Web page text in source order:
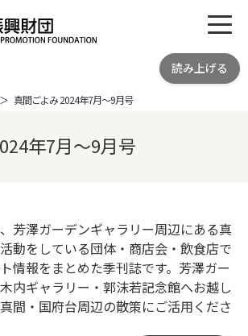
市川市文化振興財団
FOUNDATION
読み上げる
真間ごよみ 2024年7月～9月号
年7月～9月号
、芳澤ガーデンギャラリー周辺にある真
動をしている団体・商店会・飲食店で
情報をまとめた季刊誌です。芳澤ガー
内ギャラリー・郭沫若記念館へお越し
間・国府台周辺の散策にご活用くださ